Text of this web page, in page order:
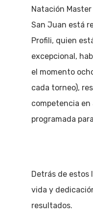
Natación
San Juan está
Profili, quien
excepcional,
el momento
cada torneo),
competencia en
programada
Detrás de estos
vida y
resultados.